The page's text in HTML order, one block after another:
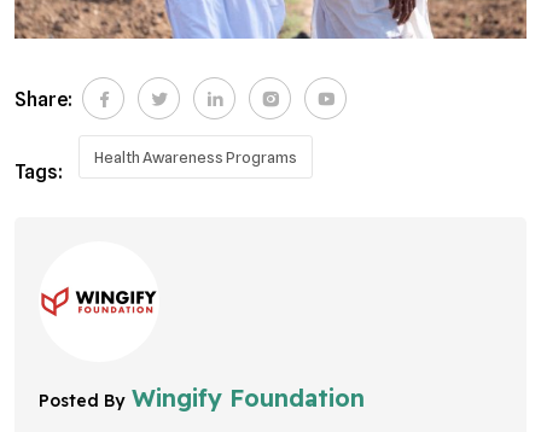
Share:
Tags:
Health Awareness Programs
Posted ByWingify Foundation